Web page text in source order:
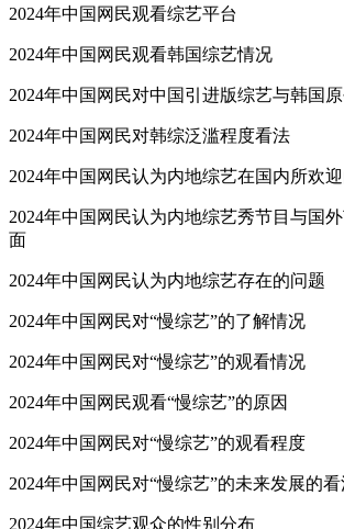
2024年中国网民观看综艺平台
2024年中国网民观看韩国综艺情况
2024年中国网民对中国引进版综艺与韩国
2024年中国网民对韩综泛滥程度看法
2024年中国网民认为内地综艺在国内所欢
2024年中国网民认为内地综艺秀节目与国
面
2024年中国网民认为内地综艺存在的问题
2024年中国网民对“慢综艺”的了解情况
2024年中国网民对“慢综艺”的观看情况
2024年中国网民观看“慢综艺”的原因
2024年中国网民对“慢综艺”的观看程度
2024年中国网民对“慢综艺”的未来发展的
2024年中国综艺观众的性别分布